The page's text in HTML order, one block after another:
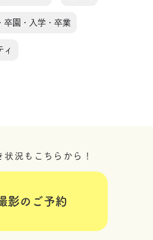
卒園・入学・卒業
ィ
状況もこちらから！
影のご予約